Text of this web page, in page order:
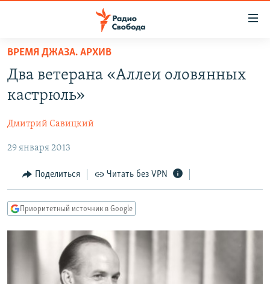
упрощенного
доступа
основному
Вернутся
главной
навигации
Вернутся
ПОДКАСТЫ
АВТОРСКИЕ ПРОЕКТЫ
ЦИТАТЫ СВОБОДЫ
МНЕНИЯ
КУЛЬТУРА
IDEL.РЕАЛИИ
КАВКАЗ.РЕАЛИИ
СЕВЕР.РЕАЛИИ
СИБИРЬ.РЕАЛИИ
РАСПИСАНИЕ ВЕЩАНИЯ
ВРЕМЯ ДЖАЗА. АРХИВ
Два ветерана «Аллеи оловянных
кастрюль»
Дмитрий Савицкий
29 января 2013
Поделиться Читать без VPN
Приоритетный источник в Google